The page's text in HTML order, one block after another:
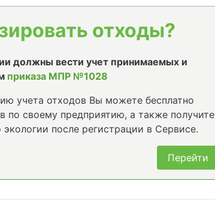
отходы?
должны вести учет принимаемых и
приказа МПР №1028
учета отходов Вы можете бесплатно
своему предприятию, а также получите
после регистрации в Сервисе.
Перейти